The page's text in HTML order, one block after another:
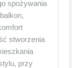
spożywania
stworzenia
przy